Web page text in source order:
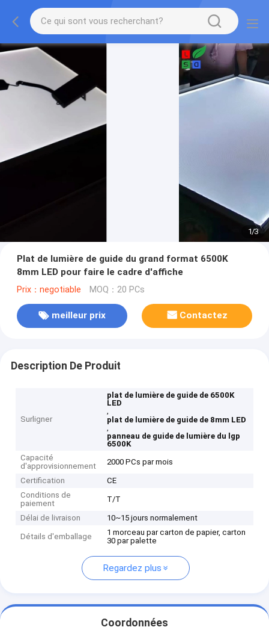
1/3
Plat de lumière de guide du grand format 6500K
8mm LED pour faire le cadre d'affiche
Prix：negotiable MOQ：20 PCs
meilleur prix Contactez
Description De Produit
Surligner
plat de lumière de guide de 6500K
LED
,
plat de lumière de guide de 8mm LED
,
panneau de guide de lumière du lgp
6500K
Capacité
d'approvisionnement
2000 PCs par mois
Certification
CE
Conditions de
paiement
T/T
Délai de livraison 10~15 jours normalement
Détails d'emballage
1 morceau par carton de papier, carton
30 par palette
Regardez plus
Coordonnées